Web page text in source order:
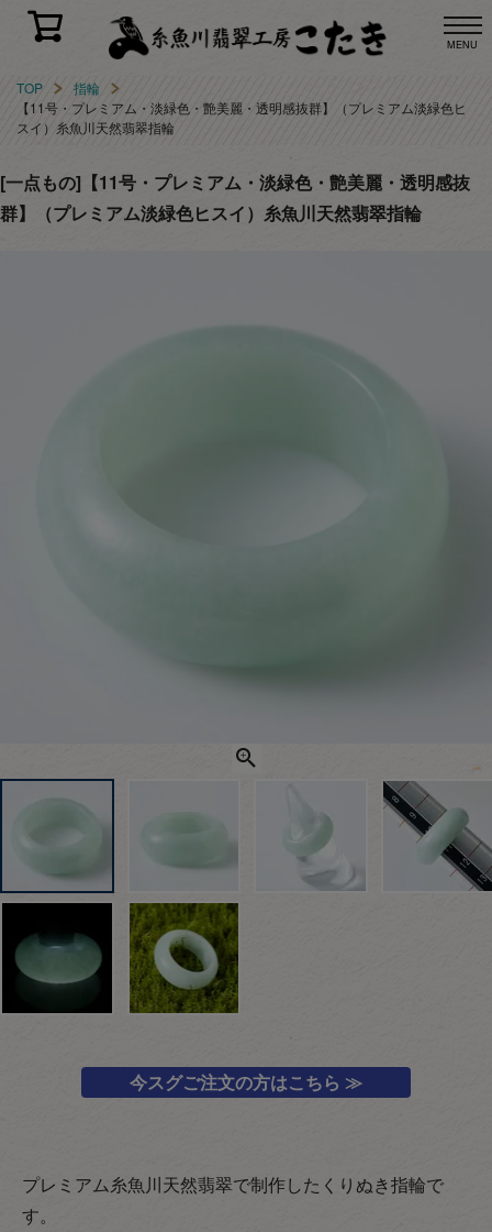
MENU
TOP
指輪
【11号・プレミアム・淡緑色・艶美麗・透明感抜群】（プレミアム淡緑色ヒ
スイ）糸魚川天然翡翠指輪
[一点もの]【11号・プレミアム・淡緑色・艶美麗・透明感抜
群】（プレミアム淡緑色ヒスイ）糸魚川天然翡翠指輪
今スグご注文の方はこちら ≫
プレミアム糸魚川天然翡翠で制作したくりぬき指輪で
す。